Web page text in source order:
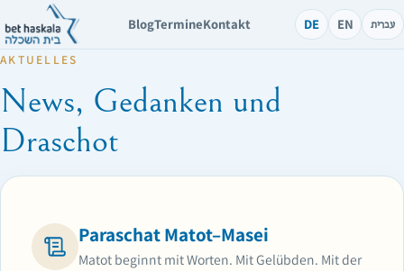
BlogTermineKontakt DE EN עברית
AKTUELLES
News, Gedanken und
Draschot
Paraschat Matot–Masei
Matot beginnt mit Worten. Mit Gelübden. Mit der